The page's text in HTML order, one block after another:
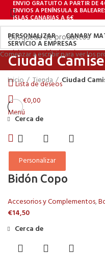
ENVIO GRATUITO A PARTIR DE
ENVIOS A PENÍNSULA &
ISLAS CANARIAS A 6€
PERSONALIZAR CANARY
SERVICIO A EMPRESAS
Inicio De Sesión / Registrarse
Lista de deseos
€0,00
Menú
Ciudad
Inicio Tienda Ciudad
Personalizar
Cerca de
Bidón Copo
Accesorios y Complementos,
€14,50
Cerca de
Comenzar a escribir para ver los